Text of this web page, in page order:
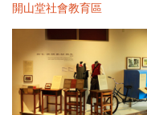
開山堂社會教育區